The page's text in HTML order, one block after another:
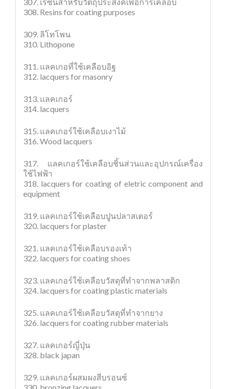
308. Resins for coating purposes
309. ลิโทโพน
310. Lithopone
311. แลคเกอที่ใช้เคลือบอิฐ
312. lacquers for masonry
313. แลคเกอร์
314. lacquers
315. แลคเกอร์ใช้เคลือบเงาไม้
316. Wood lacquers
317. แลคเกอร์ใช้เคลือบชิ้นส่วนและอุปกรณ์เครื่อง
ใช้ไฟฟ้า
318. lacquers for coating of eletric component and
equipment
319. แลคเกอร์ใช้เคลือบปูนปลาสเตอร์
320. lacquers for plaster
321. แลคเกอร์ใช้เคลือบรองเท้า
322. lacquers for coating shoes
323. แลคเกอร์ใช้เคลือบวัสดุที่ทำจากพลาสติก
324. lacquers for coating plastic materials
325. แลคเกอร์ใช้เคลือบวัสดุที่ทำจากยาง
326. lacquers for coating rubber materials
327. แลคเกอร์ญี่ปุ่น
328. black japan
329. แลคเกอร์ผสมผงสีบรอนซ์